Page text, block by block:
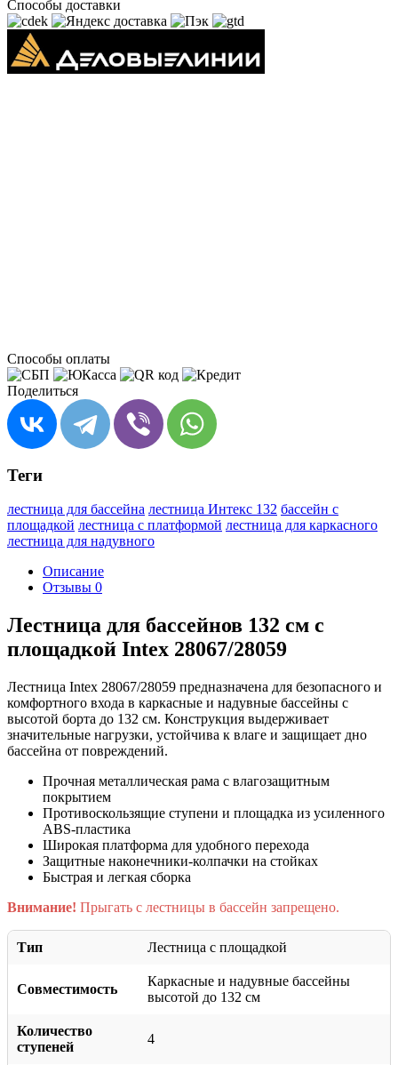
Способы доставки
Способы оплаты
Поделиться
Теги
лестница для бассейна лестница Интекс 132 бассейн с
площадкой лестница с платформой лестница для каркасного
лестница для надувного
Описание
Отзывы 0
Лестница для бассейнов 132 см с
площадкой Intex 28067/28059
Лестница Intex 28067/28059 предназначена для безопасного и
комфортного входа в каркасные и надувные бассейны с
высотой борта до 132 см. Конструкция выдерживает
значительные нагрузки, устойчива к влаге и защищает дно
бассейна от повреждений.
Прочная металлическая рама с влагозащитным
покрытием
Противоскользящие ступени и площадка из усиленного
ABS-пластика
Широкая платформа для удобного перехода
Защитные наконечники-колпачки на стойках
Быстрая и легкая сборка
Внимание! Прыгать с лестницы в бассейн запрещено.
Тип Лестница с площадкой
Совместимость
Каркасные и надувные бассейны
высотой до 132 см
Количество
ступеней
4